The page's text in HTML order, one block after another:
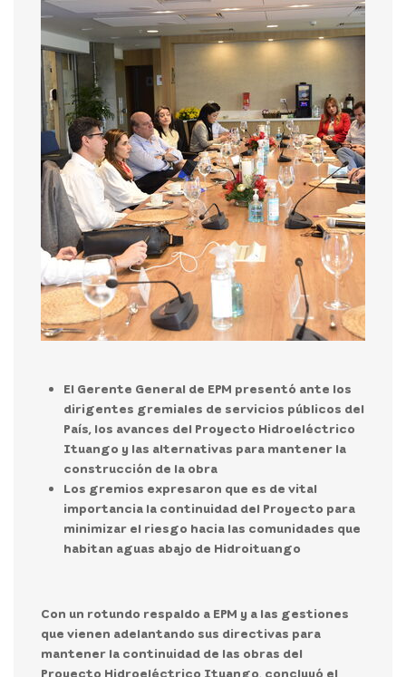
El Gerente General de EPM presentó ante los
dirigentes gremiales de servicios públicos del
País, los avances del Proyecto Hidroeléctrico
Ituango y las alternativas para mantener la
construcción de la obra
Los gremios expresaron que es de vital
importancia la continuidad del Proyecto para
minimizar el riesgo hacia las comunidades que
habitan aguas abajo de Hidroituango
Con un rotundo respaldo a EPM y a las gestiones
que vienen adelantando sus directivas para
mantener la continuidad de las obras del
Proyecto Hidroeléctrico Ituango, concluyó el